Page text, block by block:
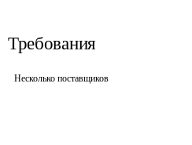
Требования
Несколько поставщиков